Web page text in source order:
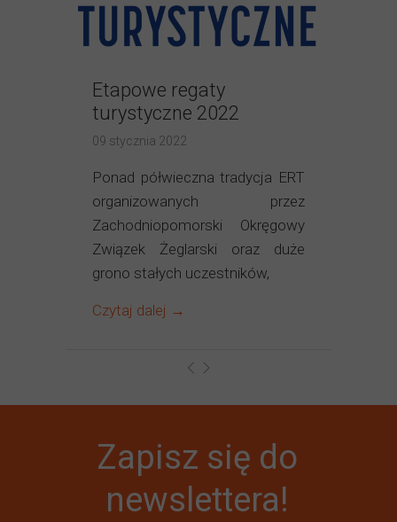
Zapisz się do
newslettera!
Etapowe regaty
turystyczne 2022
09 stycznia 2022
Ponad półwieczna tradycja ERT
organizowanych przez
Zachodniopomorski Okręgowy
Związek Żeglarski oraz duże
grono stałych uczestników,
Czytaj dalej →